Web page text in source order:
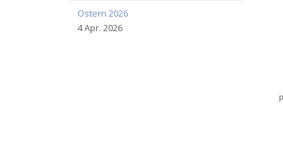
Ostern 2026
4 Apr. 2026